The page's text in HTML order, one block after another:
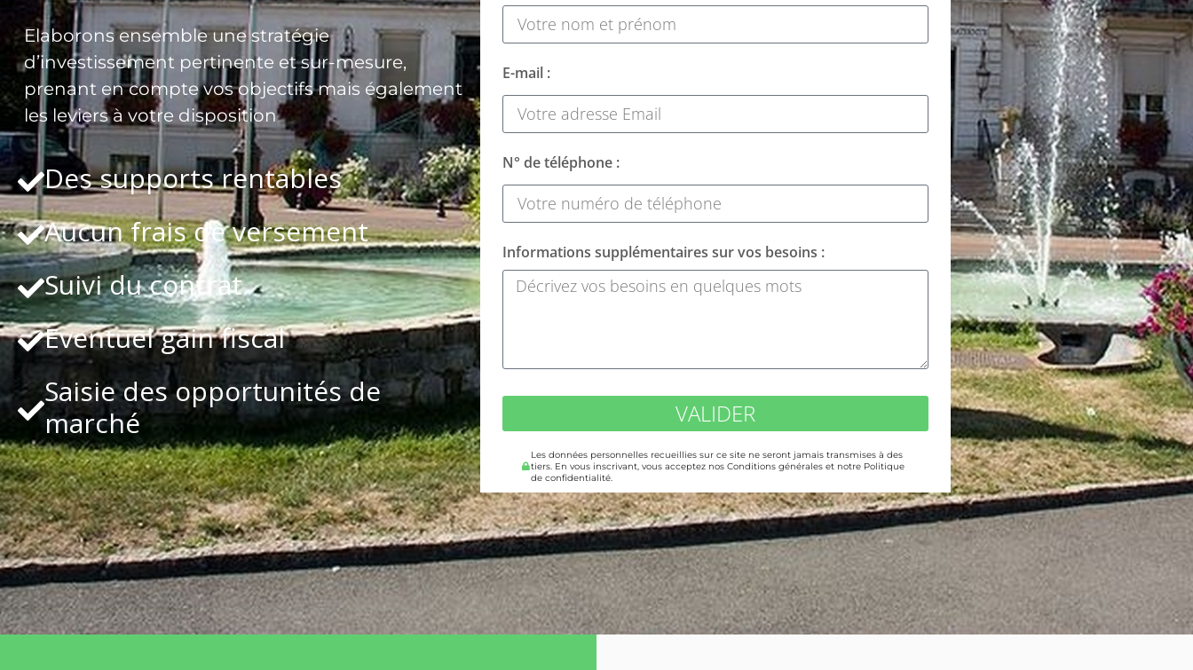
Elaborons ensemble une stratégie
d’investissement pertinente et sur-mesure,
prenant en compte vos objectifs mais également
les leviers à votre disposition
Des supports rentables
Aucun frais de versement
Suivi du contrat
Eventuel gain fiscal
Saisie des opportunités de
marché
E-mail :
N° de téléphone :
Informations supplémentaires sur vos besoins :
VALIDER
Les données personnelles recueillies sur ce site ne seront jamais transmises à des
tiers. En vous inscrivant, vous acceptez nos Conditions générales et notre Politique
de confidentialité.